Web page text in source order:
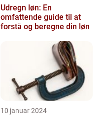
Udregn løn: En
omfattende guide til at
forstå og beregne din løn
10 januar 2024